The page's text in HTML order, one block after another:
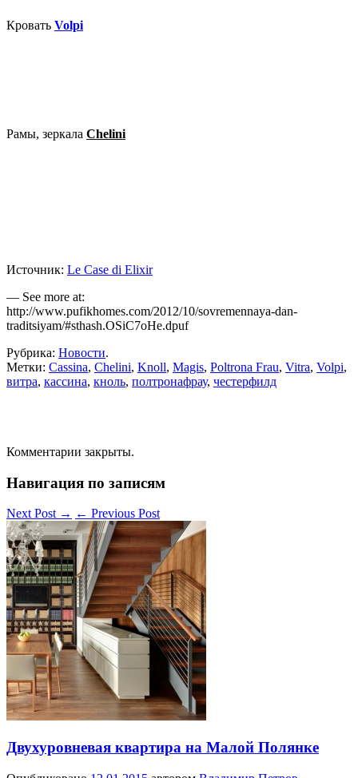
Кровать Volpi
Рамы, зеркала Chelini
Источник: Le Case di Elixir
— See more at:
http://www.pufikhomes.com/2012/10/sovremennaya-dan-
traditsiyam/#sthash.OSiC7oHe.dpuf
Рубрика: Новости.
Метки: Cassina, Chelini, Knoll, Magis, Poltrona Frau, Vitra, Volpi,
витра, кассина, кноль, полтронафрау, честерфилд
Комментарии закрыты.
Навигация по записям
Next Post → ← Previous Post
Двухуровневая квартира на Малой Полянке